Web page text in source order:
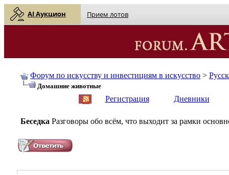
AI Аукцион Прием лотов
Форум по искусству и инвестициям в искусство >
Домашние животные
Регистрация Дневники
Беседка Разговоры обо всём, что выходит за рамки